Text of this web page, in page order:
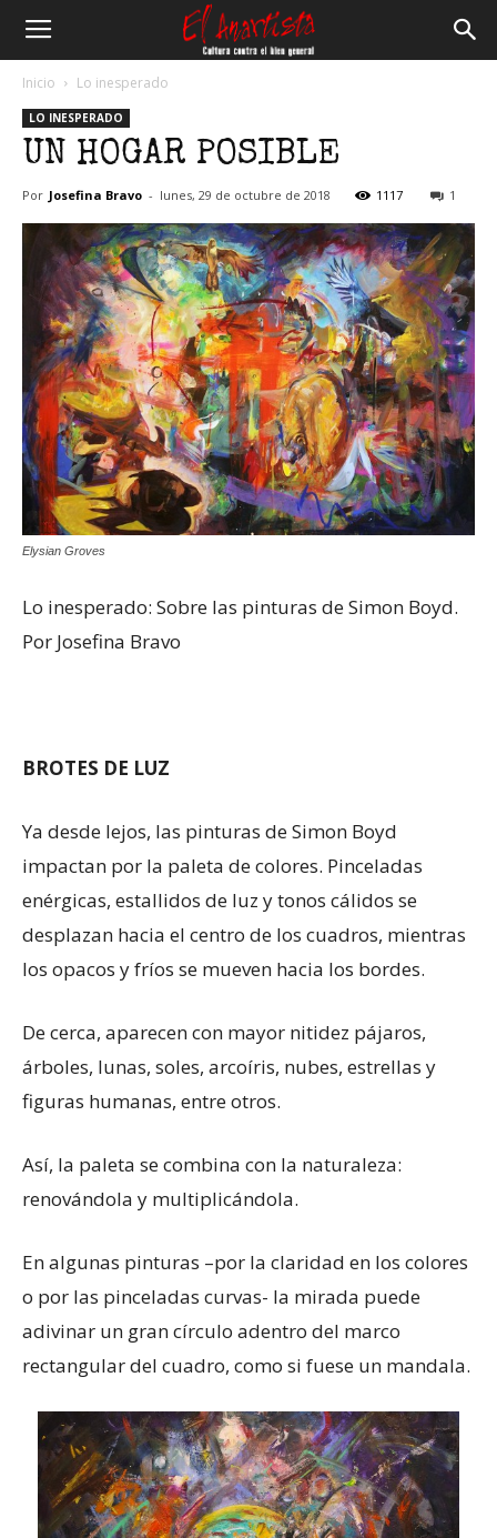
Anartista
Inicio Lo inesperado
LO INESPERADO
UN HOGAR POSIBLE
Por Josefina Bravo - lunes, 29 de octubre de 2018 1117 1
Elysian Groves
Lo inesperado: Sobre las pinturas de Simon Boyd.
Por Josefina Bravo
BROTES DE LUZ
Ya desde lejos, las pinturas de Simon Boyd
impactan por la paleta de colores. Pinceladas
enérgicas, estallidos de luz y tonos cálidos se
desplazan hacia el centro de los cuadros, mientras
los opacos y fríos se mueven hacia los bordes.
De cerca, aparecen con mayor nitidez pájaros,
árboles, lunas, soles, arcoíris, nubes, estrellas y
figuras humanas, entre otros.
Así, la paleta se combina con la naturaleza:
renovándola y multiplicándola.
En algunas pinturas –por la claridad en los colores
o por las pinceladas curvas- la mirada puede
adivinar un gran círculo adentro del marco
rectangular del cuadro, como si fuese un mandala.